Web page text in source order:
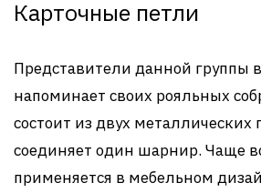
Карточные петли
Представители данной группы
напоминает своих рояльных
состоит из двух металлических
соединяет один шарнир. Чаще
применяется в мебельном